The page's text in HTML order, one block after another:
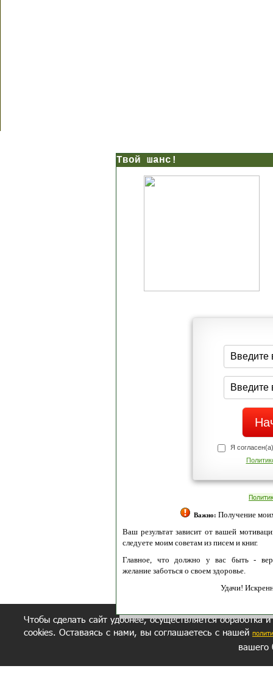
Твой шанс!
Я
Важно: Получение
Ваш результат зависит от вашей
следуете моим советам из писем и книг.
Главное, что должно у вас быть -
желание заботься о своем здоровье.
Удачи!
Чтобы сделать сайт удобнее, осуществляется обработка
cookies. Оставаясь с нами, вы соглашаетесь с нашей
вашего